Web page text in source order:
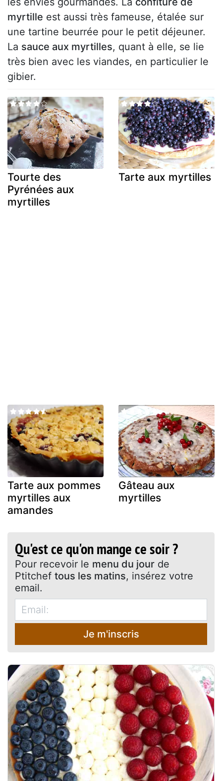
myrtille est aussi très fameuse, étalée sur
une tartine beurrée pour le petit déjeuner.
La sauce aux myrtilles, quant à elle, se lie
très bien avec les viandes, en particulier le
gibier.
Tourte des
Pyrénées aux
myrtilles
Tarte aux myrtilles
Tarte aux pommes
myrtilles aux
amandes
Gâteau aux
myrtilles
Qu'est ce qu'on mange ce soir ?
Pour recevoir le menu du jour de
Ptitchef tous les matins, insérez votre
email.
Je m'inscris